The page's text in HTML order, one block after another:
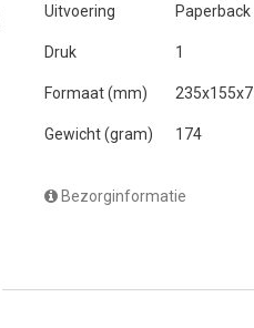
Uitvoering
Druk 1
Formaat (mm) 235x155x7
Gewicht (gram) 174
Bezorginformatie